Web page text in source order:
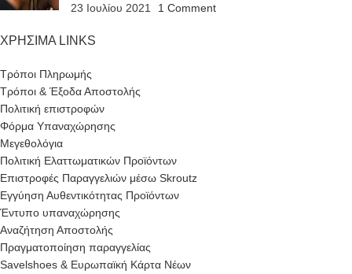
23 Ιουλίου 2021
1 Comment
ΧΡΗΣΙΜΑ LINKS
Τρόποι Πληρωμής
Τρόποι & Έξοδα Αποστολής
Πολιτική επιστροφών
Φόρμα Υπαναχώρησης
Μεγεθολόγια
Πολιτική Ελαττωματικών Προϊόντων
Επιστροφές Παραγγελιών μέσω Skroutz
Εγγύηση Αυθεντικότητας Προϊόντων
Έντυπο υπαναχώρησης
Αναζήτηση Αποστολής
Πραγματοποίηση παραγγελίας
Savelshoes & Ευρωπαϊκή Κάρτα Νέων